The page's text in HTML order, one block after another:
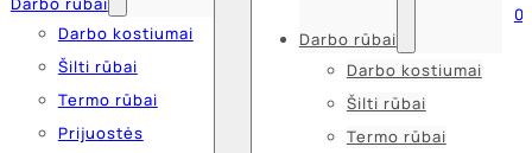
Darbo kostiumai
Šilti rūbai
Termo rūbai
Prijuostės
Darbo rūbai
Darbo kostiumai
Šilti rūbai
Termo rūbai
0